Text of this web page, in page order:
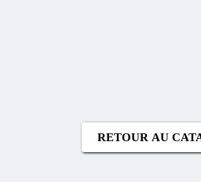
RETOUR AU